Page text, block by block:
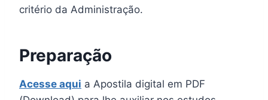
critério da Administração.
Preparação
Acesse aqui a Apostila digital em PDF